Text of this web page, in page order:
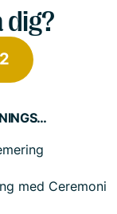
dig?
BEGRAVNINGSTJÄNSTER
med Ceremoni